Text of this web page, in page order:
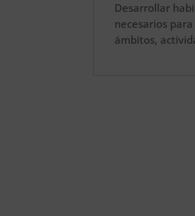
Desarrollar
necesarios
ámbitos,